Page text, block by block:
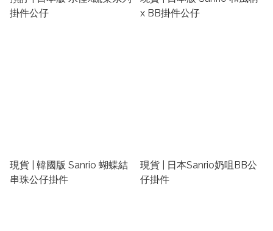
掛件公仔
x BB掛件公仔
現貨 | 韓國版 Sanrio 蝴蝶結
串珠公仔掛件
現貨 | 日本Sanrio奶咀BB公
仔掛件